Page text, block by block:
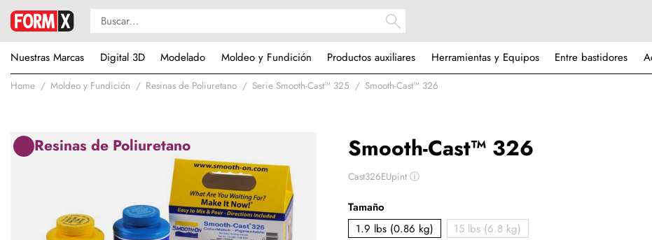
Nuestras Marcas
Digital 3D Modelado Moldeo y Fundición Productos auxiliares Herramientas y Equipos Entre bastidores
Home Moldeo y Fundición Resinas de Poliuretano Serie Smooth-Cast™ 325 Smooth-Cast™ 326
Smooth-Cast™ 326
Cast326EUpintⓘ
Resinas de Poliuretano
Tamaño
1.9 lbs (0.86 kg)
15 lbs (6.8 kg)